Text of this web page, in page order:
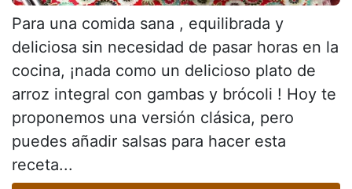
Para una comida sana , equilibrada y
deliciosa sin necesidad de pasar horas en la
cocina, ¡nada como un delicioso plato de
arroz integral con gambas y brócoli ! Hoy te
proponemos una versión clásica, pero
puedes añadir salsas para hacer esta
receta...